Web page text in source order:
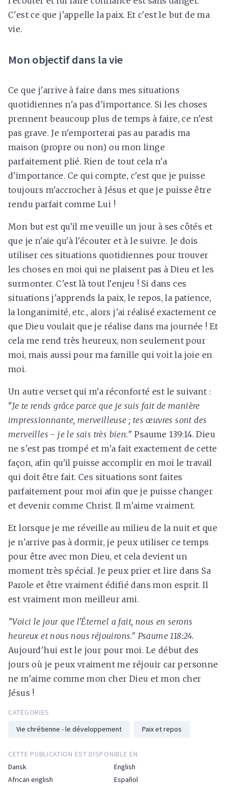
C'est ce que j'appelle la paix. Et c'est le but de ma
vie.
Mon objectif dans la vie
Ce que j'arrive à faire dans mes situations
quotidiennes n'a pas d'importance. Si les choses
prennent beaucoup plus de temps à faire, ce n'est
pas grave. Je n'emporterai pas au paradis ma
maison (propre ou non) ou mon linge
parfaitement plié. Rien de tout cela n'a
d'importance. Ce qui compte, c'est que je puisse
toujours m'accrocher à Jésus et que je puisse être
rendu parfait comme Lui !
Mon but est qu'il me veuille un jour à ses côtés et
que je n'aie qu'à l'écouter et à le suivre. Je dois
utiliser ces situations quotidiennes pour trouver
les choses en moi qui ne plaisent pas à Dieu et les
surmonter. C'est là tout l'enjeu ! Si dans ces
situations j'apprends la paix, le repos, la patience,
la longanimité, etc., alors j'ai réalisé exactement ce
que Dieu voulait que je réalise dans ma journée ! Et
cela me rend très heureux, non seulement pour
moi, mais aussi pour ma famille qui voit la joie en
moi.
Un autre verset qui m'a réconforté est le suivant :
"Je te rends grâce parce que je suis fait de manière
impressionnante, merveilleuse ; tes œuvres sont des
merveilles - je le sais très bien." Psaume 139:14. Dieu
ne s'est pas trompé et m'a fait exactement de cette
façon, afin qu'il puisse accomplir en moi le travail
qui doit être fait. Ces situations sont faites
parfaitement pour moi afin que je puisse changer
et devenir comme Christ. Il m'aime vraiment.
Et lorsque je me réveille au milieu de la nuit et que
je n'arrive pas à dormir, je peux utiliser ce temps
pour être avec mon Dieu, et cela devient un
moment très spécial. Je peux prier et lire dans Sa
Parole et être vraiment édifié dans mon esprit. Il
est vraiment mon meilleur ami.
"Voici le jour que l'Éternel a fait, nous en serons
heureux et nous nous réjouirons." Psaume 118:24.
Aujourd'hui est le jour pour moi. Le début des
jours où je peux vraiment me réjouir car personne
ne m'aime comme mon cher Dieu et mon cher
Jésus !
CATÉGORIES
Vie chrétienne - le développement
Paix et repos
CETTE PUBLICATION EST DISPONIBLE EN
Dansk
English
African english
Español